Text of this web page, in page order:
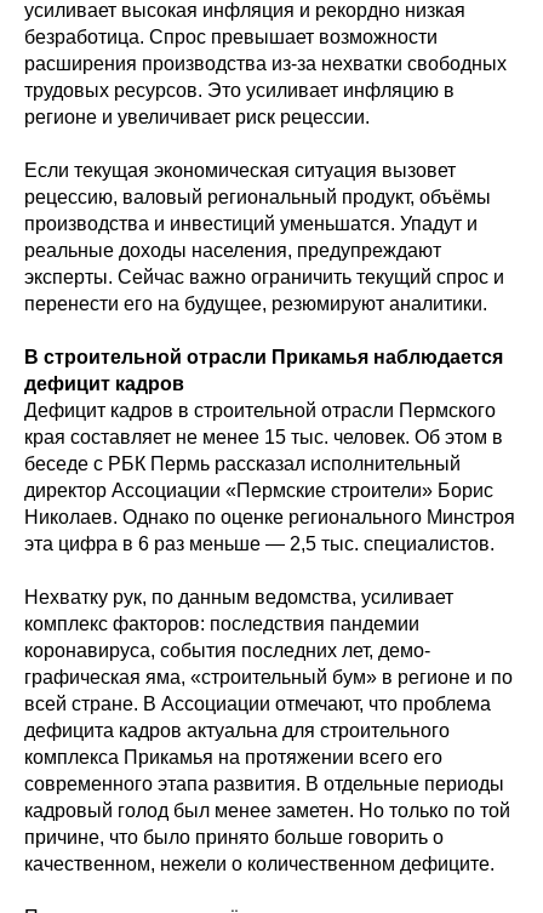
усиливает высокая инфляция и рекордно низкая
безработица. Спрос превышает возможности
расширения производства из-за нехватки свободных
трудовых ресурсов. Это усиливает инфляцию в
регионе и увеличивает риск рецессии.
Если текущая экономическая ситуация вызовет
рецессию, валовый региональный продукт, объёмы
производства и инвестиций уменьшатся. Упадут и
реальные доходы населения, предупреждают
эксперты. Сейчас важно ограничить текущий спрос и
перенести его на будущее, резюмируют аналитики.
В строительной отрасли Прикамья наблюдается
дефицит кадров
Дефицит кадров в строительной отрасли Пермского
края составляет не менее 15 тыс. человек. Об этом в
беседе с РБК Пермь рассказал исполнительный
директор Ассоциации «Пермские строители» Борис
Николаев. Однако по оценке регионального Минстроя
эта цифра в 6 раз меньше — 2,5 тыс. специалистов.
Нехватку рук, по данным ведомства, усиливает
комплекс факторов: последствия пандемии
коронавируса, события последних лет, демо-
графическая яма, «строительный бум» в регионе и по
всей стране. В Ассоциации отмечают, что проблема
дефицита кадров актуальна для строительного
комплекса Прикамья на протяжении всего его
современного этапа развития. В отдельные периоды
кадровый голод был менее заметен. Но только по той
причине, что было принято больше говорить о
качественном, нежели о количественном дефиците.